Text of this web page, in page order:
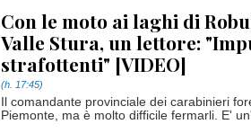
Con le moto ai laghi di
Valle Stura, un lettore:
strafottenti" [VIDEO]
(h. 17:45)
Il comandante provinciale dei carabinieri
Piemonte, ma è molto difficile fermarli. E'